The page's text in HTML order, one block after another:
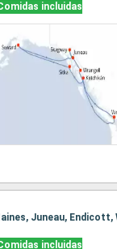
incluidas
incluidas